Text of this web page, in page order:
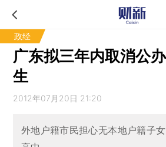
政经
广东拟三年内取消公
生
2012年07月20日 21:20
外地户籍市民担心无本地户籍子